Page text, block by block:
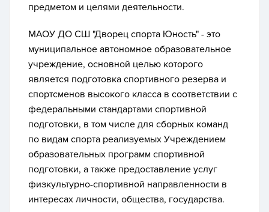
предметом и целями деятельности.
МАОУ ДО СШ "Дворец спорта Юность" - это
муниципальное автономное образовательное
учреждение, основной целью которого
является подготовка спортивного резерва и
спортсменов высокого класса в соответствии с
федеральными стандартами спортивной
подготовки, в том числе для сборных команд
по видам спорта реализуемых Учреждением
образовательных программ спортивной
подготовки, а также предоставление услуг
физкультурно-спортивной направленности в
интересах личности, общества, государства.